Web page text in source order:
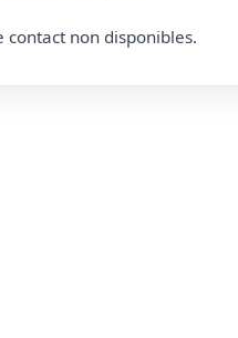
non disponibles.